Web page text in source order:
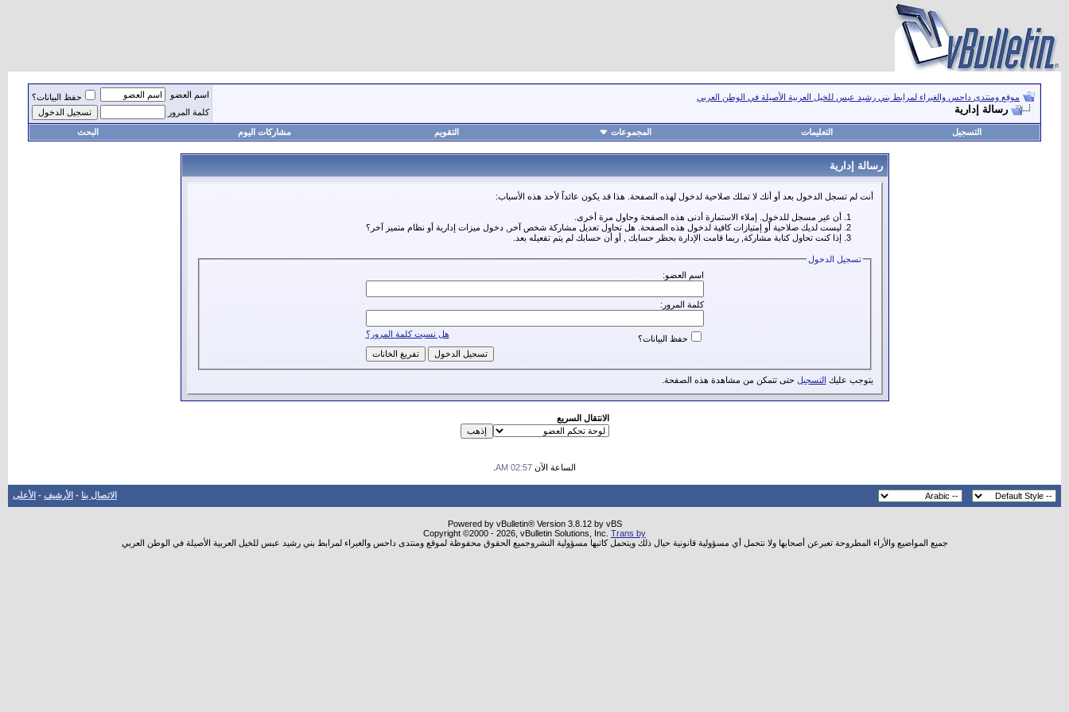
موقع ومنتدى داحس والغبراء لمرابط بني رشيد عبس للخيل العربية الأصيلة في الوطن العربي
رسالة إدارية
اسم العضو
حفظ البيانات؟
كلمة المرور
التسجيل التعليمات المجموعات التقويم مشاركات اليوم البحث
رسالة إدارية
أنت لم تسجل الدخول بعد أو أنك لا تملك صلاحية لدخول لهذه الصفحة. هذا قد يكون عائداً لأحد هذه الأسباب:
أن غير مسجل للدخول. إملاء الاستمارة أدنى هذه الصفحة وحاول مرة أخرى.
ليست لديك صلاحية أو إمتيازات كافية لدخول هذه الصفحة. هل تحاول تعديل مشاركة شخص آخر, دخول ميزات إدارية أو نظام متميز آخر؟
إذا كنت تحاول كتابة مشاركة, ربما قامت الإدارة بحظر حسابك , أو أن حسابك لم يتم تفعيله بعد.
تسجيل الدخول
اسم العضو:
كلمة المرور:
هل نسيت كلمة المرور؟ حفظ البيانات؟
يتوجب عليك التسجيل حتى تتمكن من مشاهدة هذه الصفحة.
الانتقال السريع
الساعة الآن 02:57 AM
الاتصال بنا - الأرشيف - الأعلى
Powered by vBulletin® Version 3.8.12 by vBS
Copyright ©2000 - 2026, vBulletin Solutions, Inc. Trans by
جميع المواضيع والأراء المطروحة تعبرعن أصحابها ولا نتحمل أي مسؤولية قانونية حيال ذلك ويتحمل كاتبها مسؤولية النشروجميع الحقوق محفوظة لموقع ومنتدى داحس والغبراء لمرابط بني رشيد عبس للخيل العربية الأصيلة في الوطن العربي